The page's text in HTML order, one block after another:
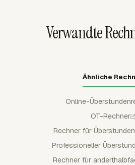
Genehmigungsspur.
Verwandte
Ähnliche
Online-
OT-Rechner
Rechner für
Professioneller
Rechner für